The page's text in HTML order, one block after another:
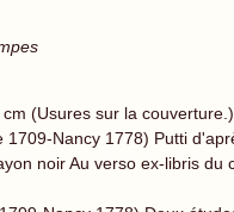
(Usures sur la couverture.)
1709-Nancy 1778) Putti
noir Au verso ex-libris